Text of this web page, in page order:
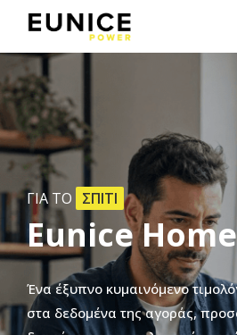
ΓΙΑ ΤΟ ΣΠΙΤΙ
EuniceHome
Ένα έξυπνο κυμαινόμενο
στα δεδομένα της αγοράς,